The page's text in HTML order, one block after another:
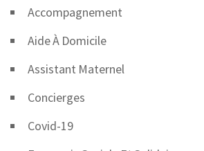
Accompagnement
Aide À Domicile
Assistant Maternel
Concierges
Covid-19